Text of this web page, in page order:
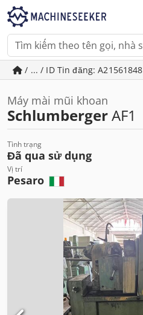
/ ... / ID Tin đăng: A21561848
Máy mài mũi khoan
SchlumbergerAF1
Tình trạng
Đã qua sử dụng
Vị trí
Pesaro